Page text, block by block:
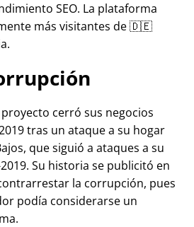
SEO. La plataforma
más visitantes de 🇩🇪
cerró sus negocios
tras un ataque a su hogar
que siguió a ataques a su
Su historia se publicitó en
la corrupción, pues
podía considerarse un